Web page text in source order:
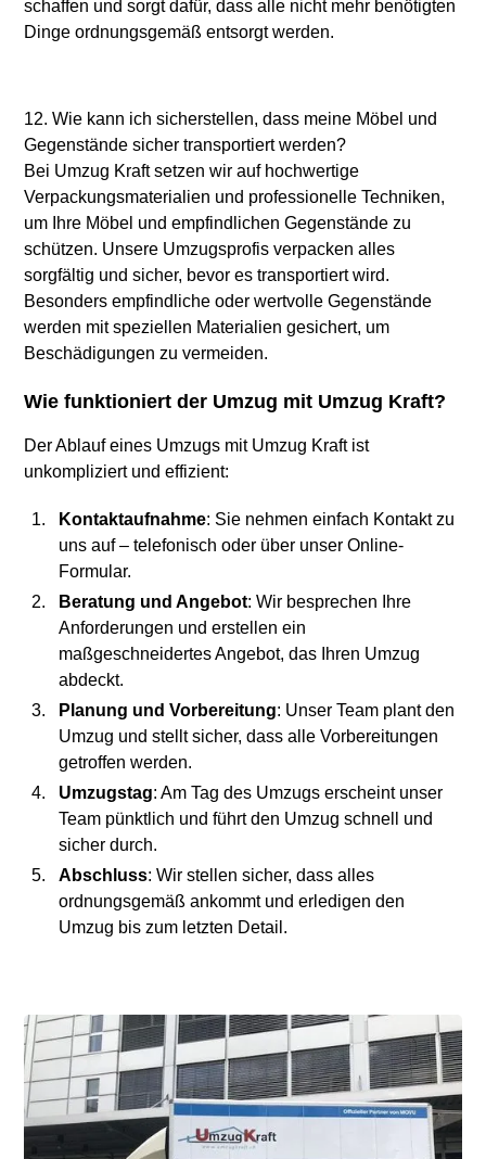
schaffen und sorgt dafür, dass alle nicht mehr benötigten
Dinge ordnungsgemäß entsorgt werden.
12. Wie kann ich sicherstellen, dass meine Möbel und
Gegenstände sicher transportiert werden?
Bei Umzug Kraft setzen wir auf hochwertige
Verpackungsmaterialien und professionelle Techniken,
um Ihre Möbel und empfindlichen Gegenstände zu
schützen. Unsere Umzugsprofis verpacken alles
sorgfältig und sicher, bevor es transportiert wird.
Besonders empfindliche oder wertvolle Gegenstände
werden mit speziellen Materialien gesichert, um
Beschädigungen zu vermeiden.
Wie funktioniert der Umzug mit Umzug Kraft?
Der Ablauf eines Umzugs mit Umzug Kraft ist
unkompliziert und effizient:
Kontaktaufnahme: Sie nehmen einfach Kontakt zu
uns auf – telefonisch oder über unser Online-
Formular.
Beratung und Angebot: Wir besprechen Ihre
Anforderungen und erstellen ein
maßgeschneidertes Angebot, das Ihren Umzug
abdeckt.
Planung und Vorbereitung: Unser Team plant den
Umzug und stellt sicher, dass alle Vorbereitungen
getroffen werden.
Umzugstag: Am Tag des Umzugs erscheint unser
Team pünktlich und führt den Umzug schnell und
sicher durch.
Abschluss: Wir stellen sicher, dass alles
ordnungsgemäß ankommt und erledigen den
Umzug bis zum letzten Detail.